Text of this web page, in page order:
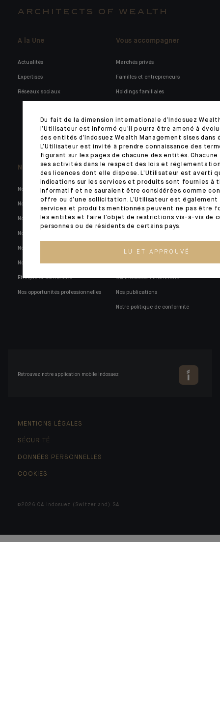
ARCHITECTS OF WEALTH
A la Une
Actualités
Expertises
Réseaux sociaux
Vous accompagner
Marchés privés
Familles et entrepreneurs
Holdings familiales
Gérants de fortune externes
Technologies bancaires
Nous connaître
Nos chiffres clés
Notre réseau international
Notre raison d'être
Notre histoire
Notre gouvernance
Nos engagements
Ethique et conformité
Nos opportunités professionnelles
Indosuez en Suisse
Notre histoire en Suisse
Nos autres métiers en Suisse
Notre gouvernance
CA Indosuez Finanziaria
Nos publications
Notre politique de conformité
Retrouvez notre application mobile Indosuez
MENTIONS LÉGALES
SÉCURITÉ
DONNÉES PERSONNELLES
COOKIES
©2026 CA Indosuez (Switzerland) SA
Du fait de la dimension internationale d’Indosuez
l’Utilisateur est informé qu’il pourra être amené à
des entités d’Indosuez Wealth Management sises dans
L’Utilisateur est invité à prendre connaissance des
figurant sur les pages de chacune des entités. Chacune
ses activités dans le respect des lois et
des licences dont elle dispose. L’Utilisateur est averti
indications sur les services et produits sont fournies à
informatif et ne sauraient être considérées comme
offre ou d’une sollicitation. L’Utilisateur est
services et produits mentionnés peuvent ne pas être
les entités et faire l’objet de restrictions vis-à-vis de
personnes ou de résidents de certains pays.
LU ET APPROUVÉ